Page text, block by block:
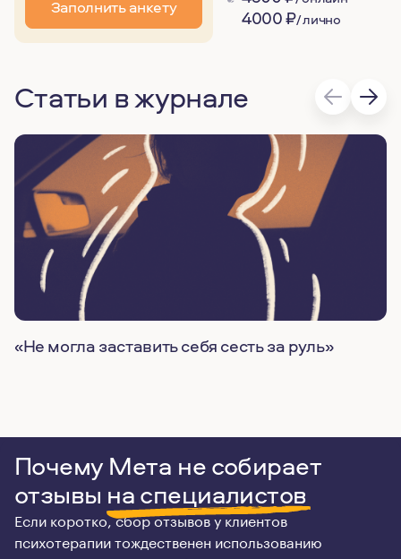
Заполнить анкету 4000₽/ лично
Статьи в журнале
«Не могла заставить себя сесть за руль»
Почему Мета не собирает
отзывы на специалистов
Если коротко, сбор отзывов у клиентов
психотерапии тождественен использованию